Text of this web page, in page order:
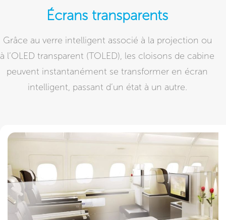
Écrans transparents
Grâce au verre intelligent associé à la projection ou
à l’OLED transparent (TOLED), les cloisons de cabine
peuvent instantanément se transformer en écran
intelligent, passant d’un état à un autre.